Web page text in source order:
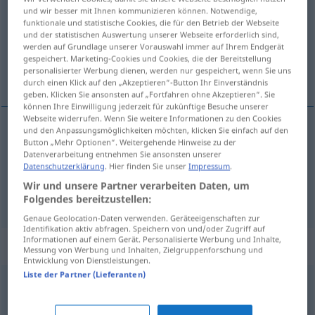
Übersicht aller Übersetzungen
(Für mehr Details die Übersetzung anklicken/antippen)
služiti strastima
Beispiele
seinen Leidenschaften frönen
služiti strastima
Synonyme für "frönen"
und wir besser mit Ihnen kommunizieren können. Notwendige,
funktionale und statistische Cookies, die für den Betrieb der Webseite
und der statistischen Auswertung unserer Webseite erforderlich sind,
werden auf Grundlage unserer Vorauswahl immer auf Ihrem Endgerät
gespeichert. Marketing-Cookies und Cookies, die der Bereitstellung
personalisierter Werbung dienen, werden nur gespeichert, wenn Sie uns
durch einen Klick auf den „Akzeptieren“-Button Ihr Einverständnis
geben. Klicken Sie ansonsten auf „Fortfahren ohne Akzeptieren“. Sie
können Ihre Einwilligung jederzeit für zukünftige Besuche unserer
Webseite widerrufen. Wenn Sie weitere Informationen zu den Cookies
und den Anpassungsmöglichkeiten möchten, klicken Sie einfach auf den
Button „Mehr Optionen“. Weitergehende Hinweise zu der
Datenverarbeitung entnehmen Sie ansonsten unserer
Datenschutzerklärung . Hier finden Sie unserImpressum
Wir und unsere Partner verarbeiten Daten, um
Folgendes bereitzustellen:
Genaue Geolocation-Daten verwenden. Geräteeigenschaften zur
Identifikation aktiv abfragen. Speichern von und/oder Zugriff auf
Informationen auf einem Gerät. Personalisierte Werbung und Inhalte,
Messung von Werbung und Inhalten, Zielgruppenforschung und
Entwicklung von Dienstleistungen.
Liste der Partner (Lieferanten)